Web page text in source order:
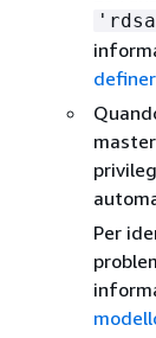
definer
Per